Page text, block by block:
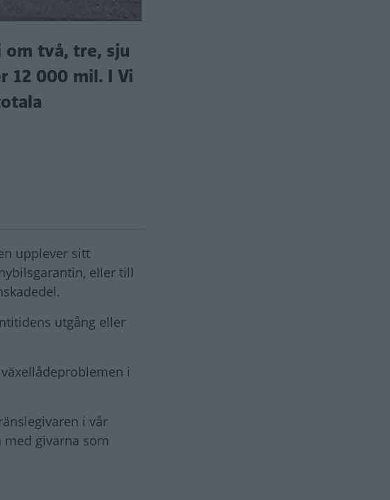
två, tre, sju
12 000 mil. I Vi
upplever sitt
eller till
utgång eller
i
i vår
med givarna som